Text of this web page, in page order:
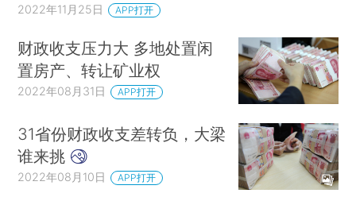
2022年11月25日 APP打开
财政收支压力大 多地处置闲
置房产、转让矿业权
2022年08月31日 APP打开
31省份财政收支差转负，大梁
谁来挑
2022年08月10日 APP打开